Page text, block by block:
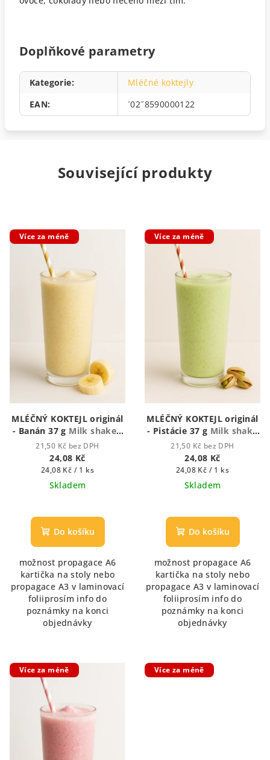
Doplňkové parametry
Kategorie:
Mléčné koktejly
EAN: ´02˝8590000122
Související produkty
Více za méně
MLÉČNÝ KOKTEJL originál
- Banán 37 g Milk shake -
Mléčný koktejl
21,50 Kč bez DPH
24,08 Kč
Měrná
cena:
24,08 Kč / 1 ks
Skladem
Do košíku
možnost propagace A6
kartička na stoly nebo
propagace A3 v laminovací
foliiprosím info do
poznámky na konci
objednávky
Více za méně
MLÉČNÝ KOKTEJL originál
- Pistácie 37 g Milk shake
- Mléčný koktejl
21,50 Kč bez DPH
24,08 Kč
Měrná
cena:
24,08 Kč / 1 ks
Skladem
hodnocení
produktu
z
5
hvězdiček.
Do košíku
možnost propagace A6
kartička na stoly nebo
propagace A3 v laminovací
foliiprosím info do
poznámky na konci
objednávky
Více za méně Více za méně